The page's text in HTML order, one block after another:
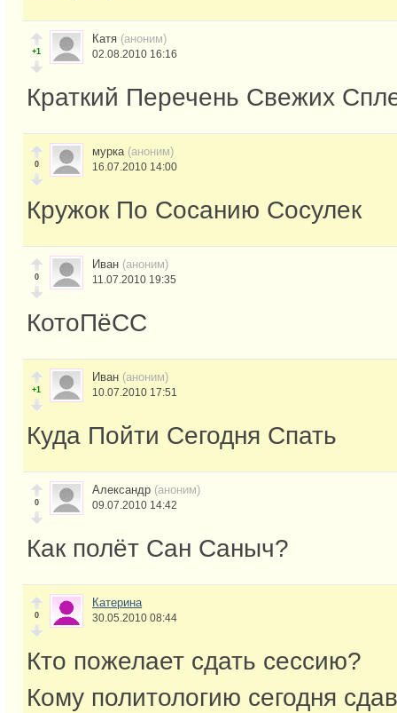
+1
Катя (аноним)
02.08.2010 16:16
Краткий Перечень Свежих
0
мурка (аноним)
16.07.2010 14:00
Кружок По Сосанию Сосулек
0
Иван (аноним)
11.07.2010 19:35
КотоПёСС
+1
Иван (аноним)
10.07.2010 17:51
Куда Пойти Сегодня Спать
0
Александр (аноним)
09.07.2010 14:42
Как полёт Сан Саныч?
0
Катерина
30.05.2010 08:44
Кто пожелает сдать сессию?
Кому политологию сегодня